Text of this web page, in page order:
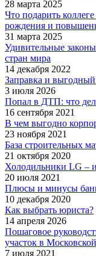
28 марта 2025
Что подарить
рождения и
31 марта 2025
Удивительные
стран мира
14 декабря 2022
Заправка и
3 июля 2026
Попал в ДТП: что
16 сентября 2021
В чем выгодно
23 ноября 2021
База строительных
21 октября 2020
Холодильники LG –
20 июля 2021
Плюсы и минусы
10 декабря 2020
Как выбрать юриста?
14 апреля 2026
Пошаговое
участок в
7 июля 2021